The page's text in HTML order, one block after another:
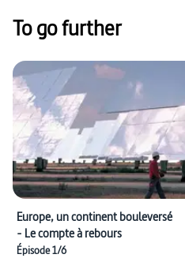
To go further
Europe, un continent bouleversé
- Le compte à rebours
Épisode 1/6